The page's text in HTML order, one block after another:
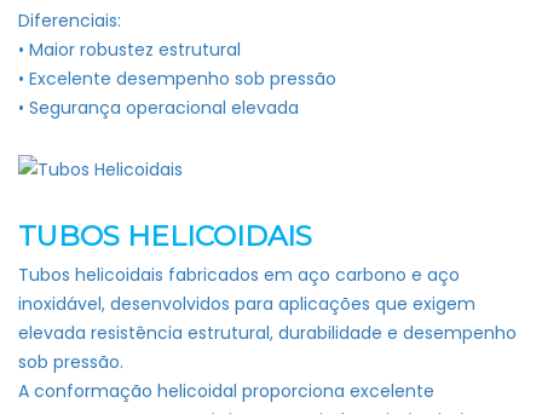
Diferenciais:
• Maior robustez estrutural
• Excelente desempenho sob pressão
• Segurança operacional elevada
TUBOS HELICOIDAIS
Tubos helicoidais fabricados em aço carbono e aço
inoxidável, desenvolvidos para aplicações que exigem
elevada resistência estrutural, durabilidade e desempenho
sob pressão.
A conformação helicoidal proporciona excelente